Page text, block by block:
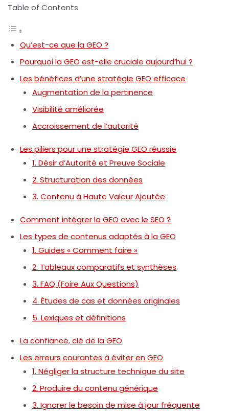
Table of Contents
Qu’est-ce que la GEO ?
Pourquoi la GEO est-elle cruciale aujourd’hui ?
Les bénéfices d’une stratégie GEO efficace
Augmentation de la pertinence
Visibilité améliorée
Accroissement de l’autorité
Les piliers pour une stratégie GEO réussie
1. Désir d’Autorité et Preuve Sociale
2. Structuration des données
3. Contenu à Haute Valeur Ajoutée
Comment intégrer la GEO avec le SEO ?
Les types de contenus adaptés à la GEO
1. Guides « Comment faire »
2. Tableaux comparatifs et synthèses
3. FAQ (Foire Aux Questions)
4. Études de cas et données originales
5. Lexiques et définitions
La confiance, clé de la GEO
Les erreurs courantes à éviter en GEO
1. Négliger la structure technique du site
2. Produire du contenu générique
3. Ignorer le besoin de mise à jour fréquente